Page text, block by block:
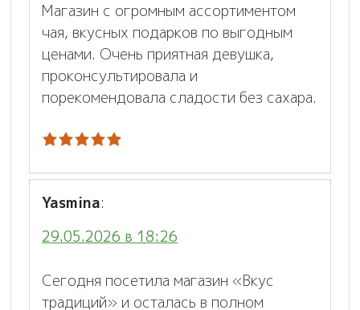
Магазин с огромным ассортиментом
чая, вкусных подарков по выгодным
ценами. Очень приятная девушка,
проконсультировала и
порекомендовала сладости без сахара.
Yasmina:
29.05.2026 в 18:26
Сегодня посетила магазин «Вкус
традиций» и осталась в полном